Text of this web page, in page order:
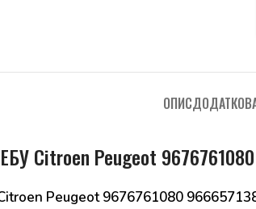
ОПИС
Citroen Peugeot
Peugeot 9676761080